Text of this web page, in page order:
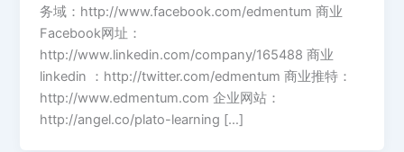
务域：http://www.facebook.com/edmentum 商业
Facebook网址：
http://www.linkedin.com/company/165488 商业
linkedin ：http://twitter.com/edmentum 商业推特：
http://www.edmentum.com 企业网站：
http://angel.co/plato-learning […]